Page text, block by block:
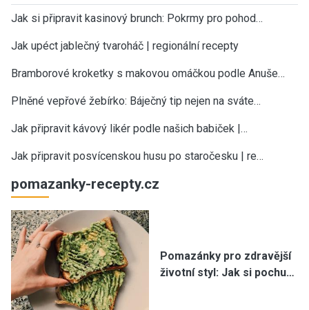
Jak si připravit kasinový brunch: Pokrmy pro pohod…
Jak upéct jablečný tvaroháč | regionální recepty
Bramborové kroketky s makovou omáčkou podle Anuše…
Plněné vepřové žebírko: Báječný tip nejen na sváte…
Jak připravit kávový likér podle našich babiček |…
Jak připravit posvícenskou husu po staročesku | re…
pomazanky-recepty.cz
Pomazánky pro zdravější
životní styl: Jak si pochu…